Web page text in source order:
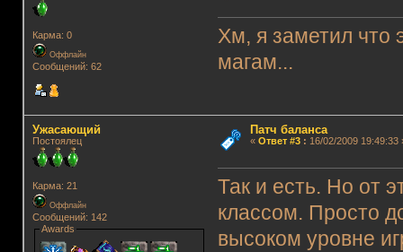
Карма: 0
Оффлайн
Сообщений: 62
Хм, я заметил что
магам...
Ужасающий
Постоялец
Карма: 21
Оффлайн
Сообщений: 142
Awards
Патч баланса
« Ответ #3: 16/02/2009 19:49:33
Так и есть. Но от
классом. Просто
высоком уровне